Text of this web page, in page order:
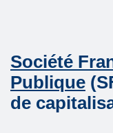
Société
Publique
de